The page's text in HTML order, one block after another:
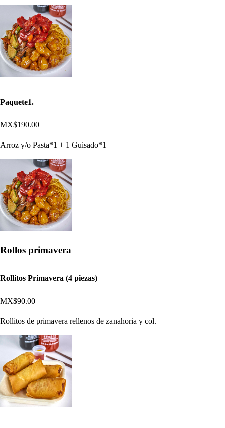
Paquete1.
MX$190.00
Arroz y/o Pasta*1 + 1 Guisado*1
Rollos primavera
Rollitos Primavera (4 piezas)
MX$90.00
Rollitos de primavera rellenos de zanahoria y col.